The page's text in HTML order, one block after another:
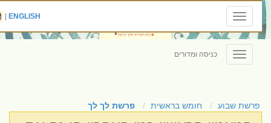
Toggle
navigation
ENGLISH
|
Toggle
navigation
כניסה ומדורים
פרשת שבוע חומש בראשית פרשת לך לך